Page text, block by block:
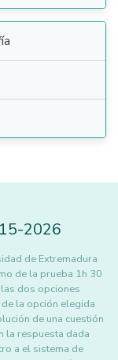
-2026
de Extremadura
de la prueba 1h 30
dos opciones
la opción elegida
de una cuestión
la respuesta dada
a el sistema de